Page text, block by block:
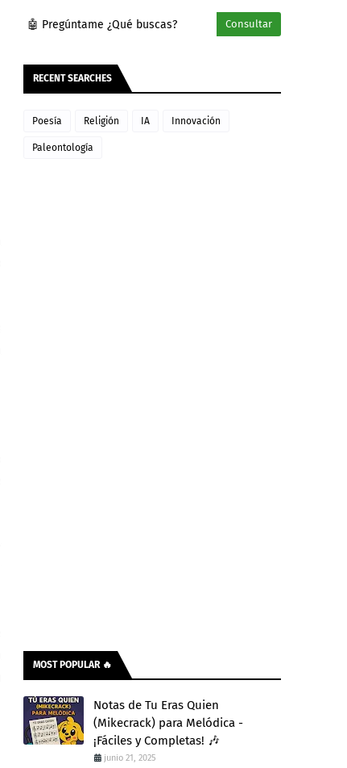
🤖 Pregúntame ¿Qué buscas? Consultar
RECENT SEARCHES
Poesía Religión IA Innovación
Paleontología
MOST POPULAR 🔥
Notas de Tu Eras Quien
(Mikecrack) para Melódica -
¡Fáciles y Completas! 🎶
junio 21, 2025